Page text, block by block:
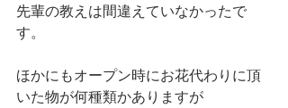
先輩の教えは間違えていなかったで
す。
ほかにもオープン時にお花代わりに頂
いた物が何種類かありますが